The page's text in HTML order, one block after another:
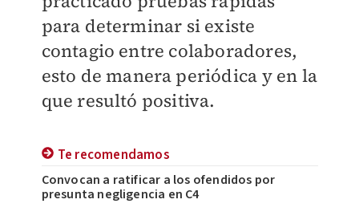
para determinar si existe
contagio entre colaboradores,
esto de manera periódica y en la
que resultó positiva.
Te recomendamos
Convocan a ratificar a los ofendidos por
presunta negligencia en C4